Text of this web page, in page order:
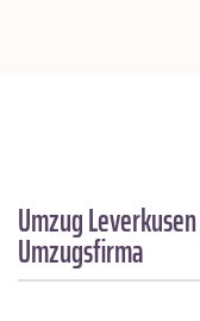
Umzug Leverkusen
Umzugsfirma